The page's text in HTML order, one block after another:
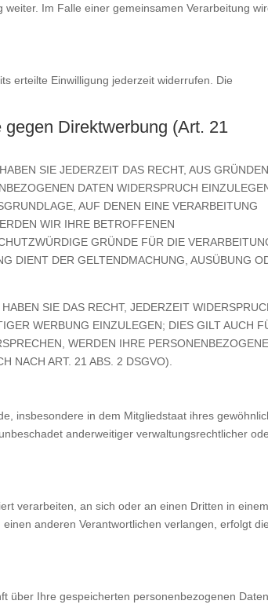
Im Falle einer gemeinsamen Verarbeitung
erteilte Einwilligung jederzeit widerrufen. Die
Direktwerbung (Art. 21
SIE JEDERZEIT DAS RECHT, AUS GRÜNDEN,
DATEN WIDERSPRUCH
AUF DENEN EINE VERARBEITUNG
WIR IHRE BETROFFENEN
GRÜNDE FÜR DIE
DIENT DER GELTENDMACHUNG, AUSÜBUNG
SIE DAS RECHT, JEDERZEIT
WERBUNG EINZULEGEN; DIES GILT AUCH
WERDEN IHRE
NACH ART. 21 ABS. 2 DSGVO).
insbesondere in dem Mitgliedstaat ihres
anderweitiger verwaltungsrechtlicher
verarbeiten, an sich oder an einen Dritten in einem
anderen Verantwortlichen verlangen, erfolgt
über Ihre gespeicherten personenbezogenen Daten,